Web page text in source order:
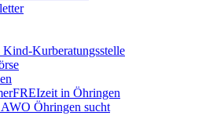
Kurberatungsstelle
in Öhringen
Öhringen sucht